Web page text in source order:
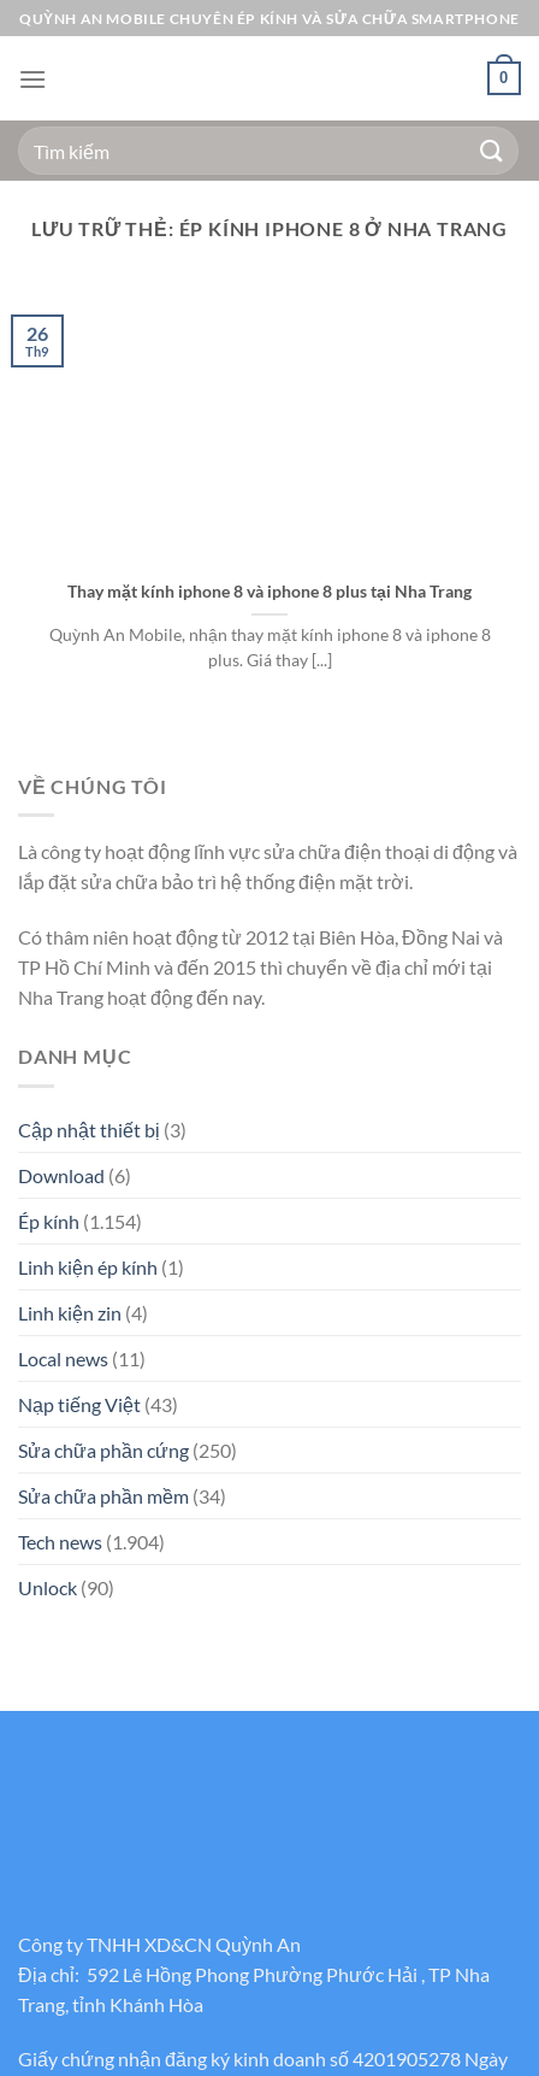
Bỏ
qua
nội
QUỲNH AN MOBILE CHUYÊN ÉP KÍNH VÀ SỬA CHỮA SMARTPHONE
0
Tìm
kiếm:
LƯU TRỮ THẺ: ÉP KÍNH IPHONE 8 Ở NHA TRANG
Thay mặt kính iphone 8 và iphone 8 plus tại Nha Trang
Quỳnh An Mobile, nhận thay mặt kính iphone 8 và iphone 8
plus. Giá thay [...]
26
Th9
VỀ CHÚNG TÔI
Là công ty hoạt động lĩnh vực sửa chữa điện thoại di động và
lắp đặt sửa chữa bảo trì hệ thống điện mặt trời.
Có thâm niên hoạt động từ 2012 tại Biên Hòa, Đồng Nai và
TP Hồ Chí Minh và đến 2015 thì chuyển về địa chỉ mới tại
Nha Trang hoạt động đến nay.
DANH MỤC
Cập nhật thiết bị (3)
Download (6)
Ép kính (1.154)
Linh kiện ép kính (1)
Linh kiện zin (4)
Local news (11)
Nạp tiếng Việt (43)
Sửa chữa phần cứng (250)
Sửa chữa phần mềm (34)
Tech news (1.904)
Unlock (90)
Công ty TNHH XD&CN Quỳnh An
Địa chỉ: 592 Lê Hồng Phong Phường Phước Hải , TP Nha
Trang, tỉnh Khánh Hòa
Giấy chứng nhận đăng ký kinh doanh số 4201905278 Ngày